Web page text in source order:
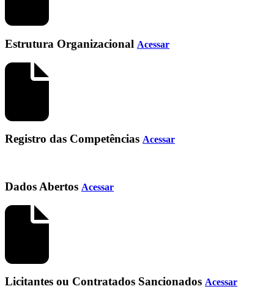
Estrutura Organizacional Acessar
Registro das Competências Acessar
Dados Abertos Acessar
Licitantes ou Contratados Sancionados Acessar